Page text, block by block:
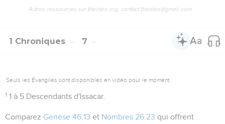
Autres ressources sur theotex.org, contact theotex@gmail.com
1 Chroniques 7
Seuls les Évangiles sont disponibles en vidéo pour le moment.
1 1 à 5 Descendants d'Issacar.
Comparez Genèse 46.13 et Nombres 26.23 qui offrent